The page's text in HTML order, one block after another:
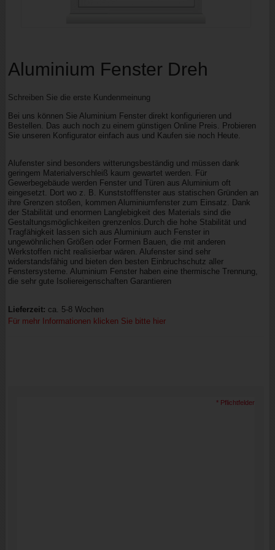
Aluminium Fenster Dreh
Schreiben Sie die erste Kundenmeinung
Bei uns können Sie Aluminium Fenster direkt konfigurieren und
Bestellen. Das auch noch zu einem günstigen Online Preis. Probieren
Sie unseren Konfigurator einfach aus und Kaufen sie noch Heute.
Alufenster sind besonders witterungsbeständig und müssen dank
geringem Materialverschleiß kaum gewartet werden. Für
Gewerbegebäude werden Fenster und Türen aus Aluminium oft
eingesetzt. Dort wo z. B. Kunststofffenster aus statischen Gründen an
ihre Grenzen stoßen, kommen Aluminiumfenster zum Einsatz. Dank
der Stabilität und enormen Langlebigkeit des Materials sind die
Gestaltungsmöglichkeiten grenzenlos.Durch die hohe Stabilität und
Tragfähigkeit lassen sich aus Aluminium auch Fenster in
ungewöhnlichen Größen oder Formen Bauen, die mit anderen
Werkstoffen nicht realisierbar wären. Alufenster sind sehr
widerstandsfähig und bieten den besten Einbruchschutz aller
Fenstersysteme. Aluminium Fenster haben eine thermische Trennung,
die sehr gute Isoliereigenschaften Garantieren
Lieferzeit: ca. 5-8 Wochen
Für mehr Informationen klicken Sie bitte hier
* Pflichtfelder